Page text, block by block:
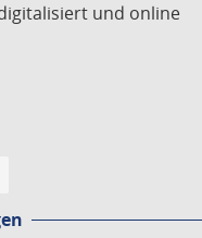
und online